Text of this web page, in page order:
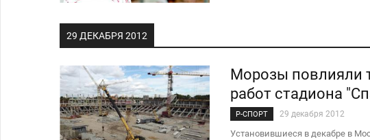
29 ДЕКАБРЯ 2012
Р-СПОРТ 29 декабря 2012
Морозы повлияли
работ стадиона
Установившиеся в декабре в